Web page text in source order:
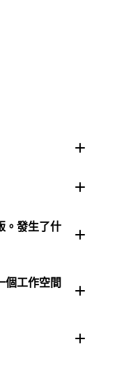
。發生了什
個工作空間